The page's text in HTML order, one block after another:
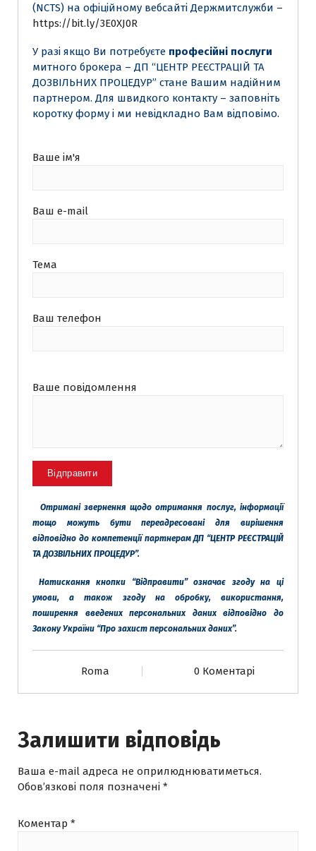
(NCTS) на офіційному вебсайті Держмитслужби –
https://bit.ly/3E0XJ0R
У разі якщо Ви потребуєте професійні послуги
митного брокера – ДП “ЦЕНТР РЕЄСТРАЦІЙ ТА
ДОЗВІЛЬНИХ ПРОЦЕДУР” стане Вашим надійним
партнером. Для швидкого контакту – заповніть
коротку форму і ми невідкладно Вам відповімо.
Ваше ім'я
Ваш e-mail
Тема
Ваш телефон
Ваше повідомлення
Отримані звернення щодо отримання послуг, інформації
тощо можуть бути переадресовані для вирішення
відповідно до компетенції партнерам ДП “ЦЕНТР РЕЄСТРАЦІЙ
ТА ДОЗВІЛЬНИХ ПРОЦЕДУР”.
Натискання кнопки “Відправити” означає згоду на ці
умови, а також згоду на обробку, використання,
поширення введених персональних данихвідповідно до
Закону України “Про захист персональних даних”.
Roma 0 Коментарі
Залишити відповідь
Ваша e-mail адреса не оприлюднюватиметься.
Обов’язкові поля позначені *
Коментар *